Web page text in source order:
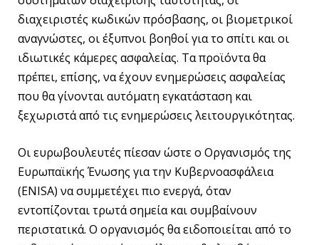
διαχειριστές κωδικών πρόσβασης, οι βιομετρικοί
αναγνώστες, οι έξυπνοι βοηθοί για το σπίτι και οι
ιδιωτικές κάμερες ασφαλείας. Τα προϊόντα θα
πρέπει, επίσης, να έχουν ενημερώσεις ασφαλείας
που θα γίνονται αυτόματη εγκατάσταση και
ξεχωριστά από τις ενημερώσεις λειτουργικότητας.
Οι ευρωβουλευτές πίεσαν ώστε ο Οργανισμός της
Ευρωπαϊκής Ένωσης για την Κυβερνοασφάλεια
(ENISA) να συμμετέχει πιο ενεργά, όταν
εντοπίζονται τρωτά σημεία και συμβαίνουν
περιστατικά. Ο οργανισμός θα ειδοποιείται από το